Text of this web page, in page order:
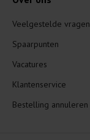
Veelgestelde vragen
Spaarpunten
Vacatures
Klantenservice
Bestelling annuleren